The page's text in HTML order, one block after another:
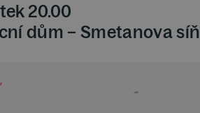
20.00
dům – Smetanova síň